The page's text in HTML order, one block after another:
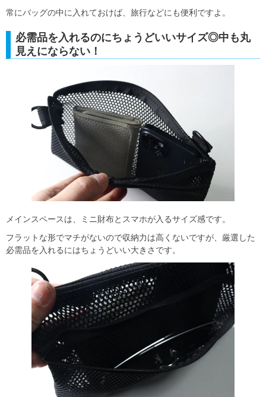
常にバッグの中に入れておけば、旅行などにも便利ですよ。
必需品を入れるのにちょうどいいサイズ◎中も丸
見えにならない！
メインスペースは、ミニ財布とスマホが入るサイズ感です。
フラットな形でマチがないので収納力は高くないですが、厳選した
必需品を入れるにはちょうどいい大きさです。